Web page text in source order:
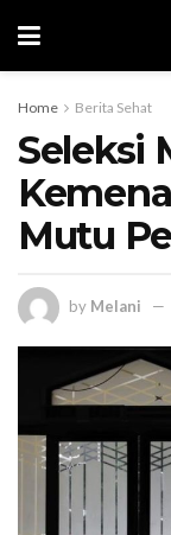
Home Berita Sehat
Seleksi
Mutu
by Melani